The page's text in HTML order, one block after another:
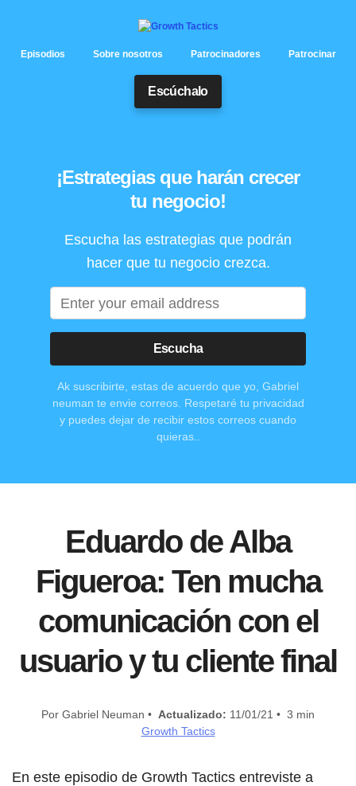
Episodios Sobre nosotros Patrocinadores Patrocinar
Escúchalo
¡Estrategias que harán crecer
tu negocio!
Escucha las estrategias que podrán
hacer que tu negocio crezca.
Escucha
Ak suscribirte, estas de acuerdo que yo, Gabriel
neuman te envie correos. Respetaré tu privacidad
y puedes dejar de recibir estos correos cuando
quieras..
Eduardo de Alba
Figueroa: Ten mucha
comunicación con el
usuario y tu cliente final
Por Gabriel Neuman • Actualizado: 11/01/21 • 3 min
Growth Tactics
En este episodio de Growth Tactics entreviste a